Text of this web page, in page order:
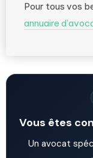
Pour tous vos
annuaire
Vous êtes
Un avocat